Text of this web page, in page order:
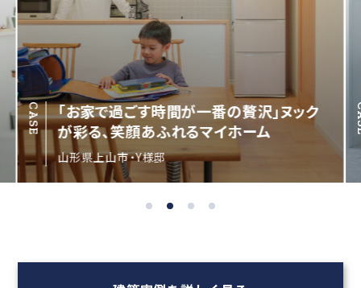
CASE
「お家で過ごす時間が一番の贅沢」ヌック
が彩る、笑顔あふれるマイホーム
山形県上山市・Y様邸